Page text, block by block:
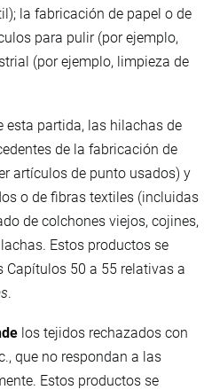
la fabricación de papel o de
para pulir (por ejemplo,
(por ejemplo, limpieza de
esta partida, las hilachas de
de la fabricación de
artículos de punto usados) y
o de fibras textiles (incluidas
de colchones viejos, cojines,
Estos productos se
50 a 55 relativas a
.
los tejidos rechazados con
que no respondan a las
Estos productos se